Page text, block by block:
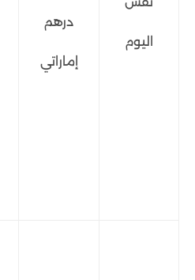
اليوم
درهم
إماراتي